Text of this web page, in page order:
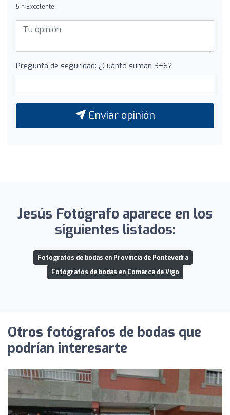
5 = Excelente
Pregunta de seguridad: ¿Cuánto suman 3+6?
Enviar opinión
Jesús Fotógrafo aparece en los
siguientes listados:
Fotógrafos de bodas en Provincia de Pontevedra
Fotógrafos de bodas en Comarca de Vigo
Otros fotógrafos de bodas que
podrían interesarte